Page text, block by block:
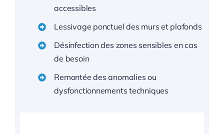
accessibles
Lessivage ponctuel des murs et plafonds
Désinfection des zones sensibles en cas
de besoin
Remontée des anomalies ou
dysfonctionnements techniques